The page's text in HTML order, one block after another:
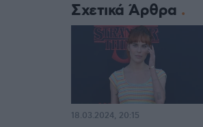
Σχετικά Άρθρα
18.03.2024, 20:15